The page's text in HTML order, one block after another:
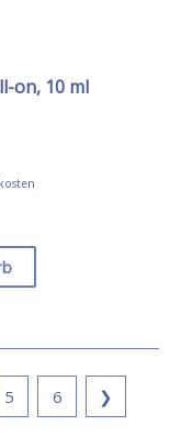
on, 10 ml
5 6 ❯